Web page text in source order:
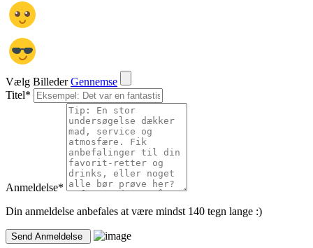
Vælg Billeder Gennemse
Titel*
Anmeldelse*
Din anmeldelse anbefales at være mindst 140 tegn lange :)